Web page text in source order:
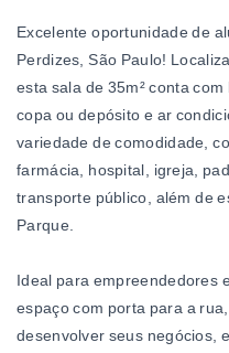
Excelente oportunidade de
Perdizes, São Paulo!
esta sala de 35m² conta
copa ou depósito e ar
variedade de comodidade,
farmácia, hospital, igreja,
transporte público, além de
Parque.
Ideal para empreendedores
espaço com porta para a
desenvolver seus negócios,